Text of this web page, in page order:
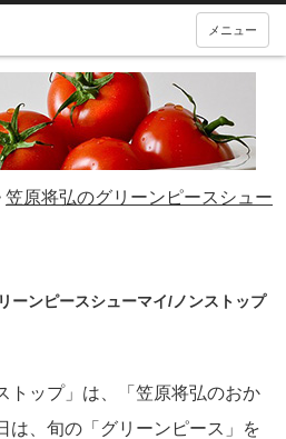
メニュー
笠原将弘のグリーンピースシュー
ーンピースシューマイ/ノンストップ
トップ」は、「笠原将弘のおか
は、旬の「グリーンピース」を